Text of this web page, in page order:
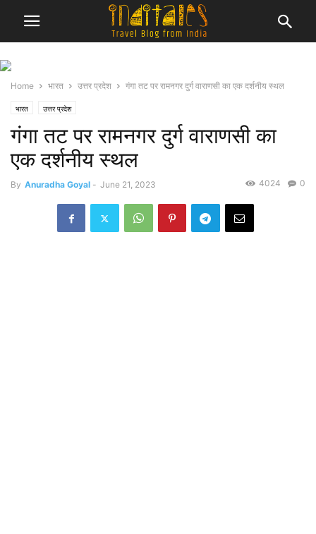
Home भारत उत्तर प्रदेश गंगा तट पर रामनगर दुर्ग वाराणसी का एक दर्शनीय स्थल
भारत उत्तर प्रदेश
गंगा तट पर रामनगर दुर्ग वाराणसी का
एक दर्शनीय स्थल
By Anuradha Goyal - June 21, 2023 0
4024